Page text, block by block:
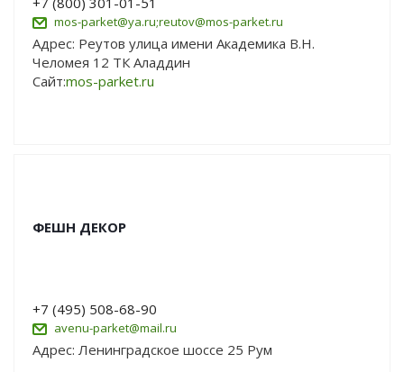
mos-parket@ya.ru;reutov@mos-parket.ru
Адрес: Реутов улица имени Академика В.Н.
Челомея 12 ТК Аладдин
Сайт:mos-parket.ru
ФЕШН ДЕКОР
+7 (495) 508-68-90
avenu-parket@mail.ru
Адрес: Ленинградское шоссе 25 Рум